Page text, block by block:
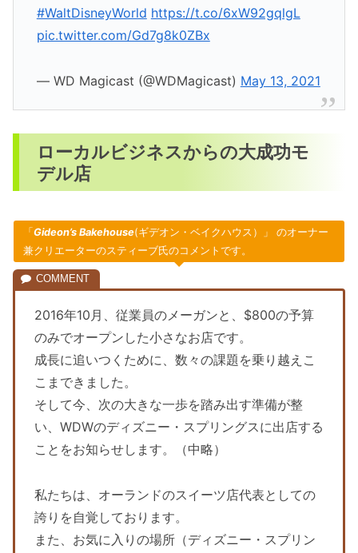
#WaltDisneyWorld https://t.co/6xW92gqlgL
pic.twitter.com/Gd7g8k0ZBx
— WD Magicast (@WDMagicast) May 13, 2021
ローカルビジネスからの大成功モ
デル店
「 Gideon’s Bakehouse(ギデオン・ベイクハウス）」 のオーナー
兼クリエーターのスティーブ氏のコメントです。
2016年10月、従業員のメーガンと、$800の予算
のみでオープンした小さなお店です。
成長に追いつくために、数々の課題を乗り越えこ
こまできました。
そして今、次の大きな一歩を踏み出す準備が整
い、WDWのディズニー・スプリングスに出店する
ことをお知らせします。（中略）
私たちは、オーランドのスイーツ店代表としての
誇りを自覚しております。
また、お気に入りの場所（ディズニー・スプリン